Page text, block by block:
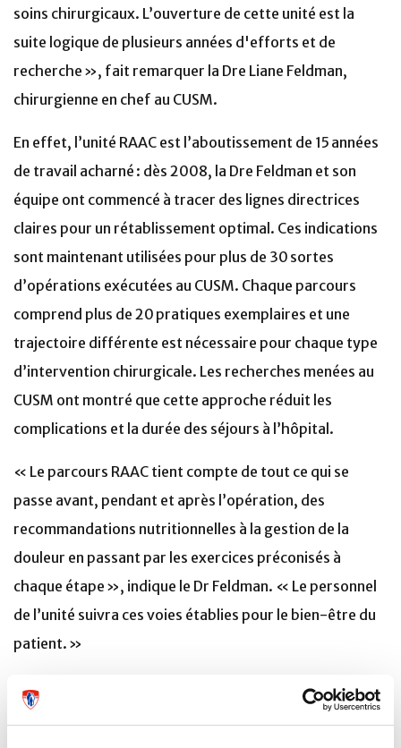
soins chirurgicaux. L’ouverture de cette unité est la
suite logique de plusieurs années d'efforts et de
recherche », fait remarquer la Dre Liane Feldman,
chirurgienne en chef au CUSM.
En effet, l’unité RAAC est l’aboutissement de 15 années
de travail acharné : dès 2008, la Dre Feldman et son
équipe ont commencé à tracer des lignes directrices
claires pour un rétablissement optimal. Ces indications
sont maintenant utilisées pour plus de 30 sortes
d’opérations exécutées au CUSM. Chaque parcours
comprend plus de 20 pratiques exemplaires et une
trajectoire différente est nécessaire pour chaque type
d’intervention chirurgicale. Les recherches menées au
CUSM ont montré que cette approche réduit les
complications et la durée des séjours à l’hôpital.
« Le parcours RAAC tient compte de tout ce qui se
passe avant, pendant et après l’opération, des
recommandations nutritionnelles à la gestion de la
douleur en passant par les exercices préconisés à
chaque étape », indique le Dr Feldman. « Le personnel
de l’unité suivra ces voies établies pour le bien-être du
patient. »